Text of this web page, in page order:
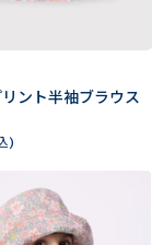
ント半袖ブラウス
)